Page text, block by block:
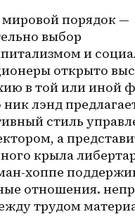
порядок —
выбор
и
открыто
в той или иной
лэнд
стиль
а
крыла
хоппе
отношения.
трудом